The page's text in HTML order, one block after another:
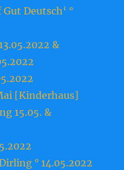
Deutsch‘ °
&
[Kinderhaus]
15.05. &
° 14.05.2022